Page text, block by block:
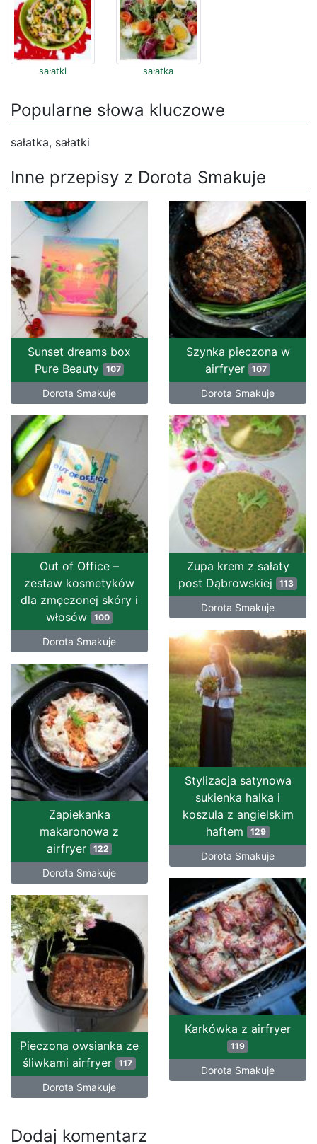
sałatki sałatka
Popularne słowa kluczowe
sałatka, sałatki
Inne przepisy z Dorota Smakuje
Sunset dreams box
Pure Beauty
107
Dorota Smakuje
Szynka pieczona w
airfryer 107
Dorota Smakuje
Out of Office –
zestaw kosmetyków
dla zmęczonej skóry i
włosów
100
Dorota Smakuje
Zupa krem z sałaty
post Dąbrowskiej 113
Dorota Smakuje
Stylizacja satynowa
sukienka halka i
koszula z angielskim
haftem 129
Dorota Smakuje
Zapiekanka
makaronowa z
airfryer
122
Dorota Smakuje
Karkówka z airfryer
119
Dorota Smakuje
Pieczona owsianka ze
śliwkami airfryer 117
Dorota Smakuje
Dodaj komentarz